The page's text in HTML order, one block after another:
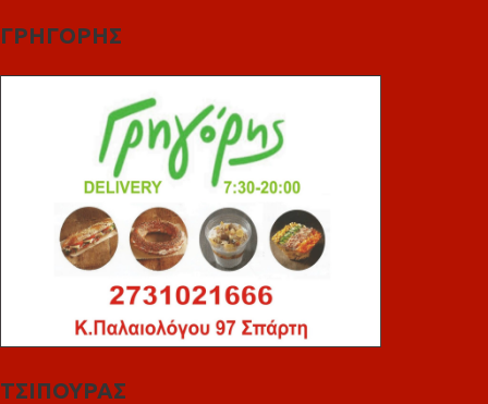
ΓΡΗΓΟΡΗΣ
ΤΣΙΠΟΥΡΑΣ